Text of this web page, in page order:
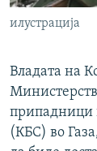
илустрација
Владата на
припадници
(КБС) во